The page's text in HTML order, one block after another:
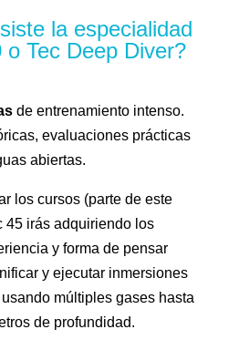
la especialidad
o Tec Deep Diver?
de entrenamiento intenso.
evaluaciones prácticas
abiertas.
los cursos (parte de este
45 irás adquiriendo los
y forma de pensar
y ejecutar inmersiones
múltiples gases hasta
de profundidad.